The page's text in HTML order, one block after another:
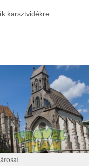
karsztvidékre.